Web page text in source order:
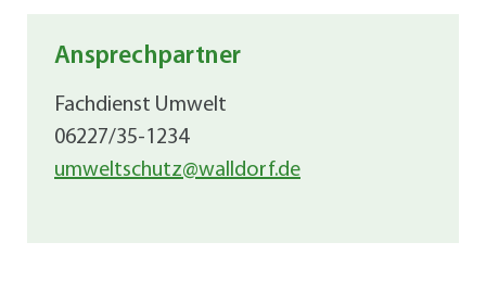
Ansprechpartner
Fachdienst Umwelt
06227/35-1234
umweltschutz@walldorf.de